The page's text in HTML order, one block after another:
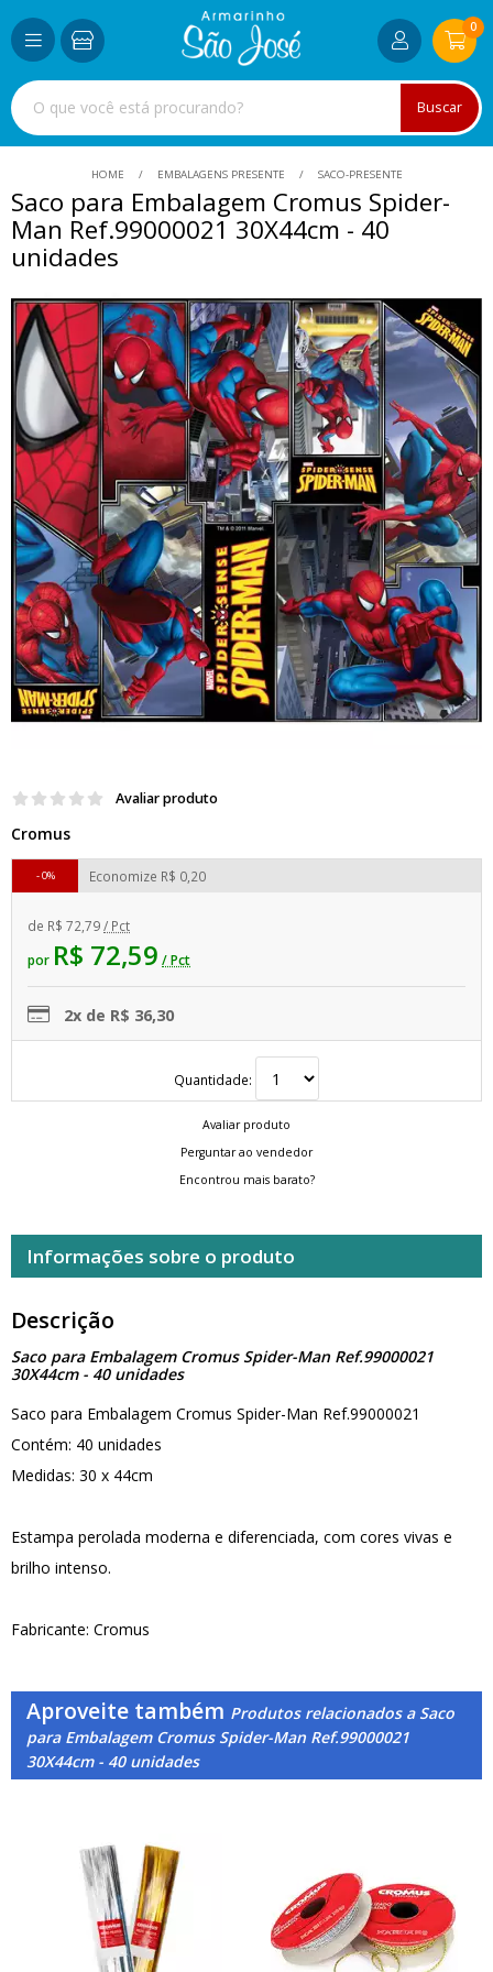
Buscar
0
HOME EMBALAGENS PRESENTE SACO-PRESENTE
Saco para Embalagem Cromus Spider-
Man Ref.99000021 30X44cm - 40
unidades
Avaliar produto
Cromus
de R$ 72,79/ Pct
por R$ 72,59 / Pct
Economize R$ 0,20
0%
2x de R$ 36,30
Quantidade:
Avaliar produto
Perguntar ao vendedor
Encontrou mais barato?
Informações sobre o produto
Descrição
Saco para Embalagem Cromus Spider-Man Ref.99000021
30X44cm - 40 unidades
Saco para Embalagem Cromus Spider-Man Ref.99000021
Contém: 40 unidades
Medidas: 30 x 44cm
Estampa perolada moderna e diferenciada, com cores vivas e
brilho intenso.
Fabricante: Cromus
Aproveite também Produtos relacionados a Saco
para Embalagem Cromus Spider-Man Ref.99000021
30X44cm - 40 unidades